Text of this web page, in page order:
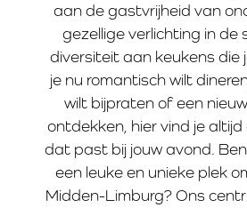
aan de gastvrijheid van
gezellige verlichting in de
diversiteit aan keukens die
je nu romantisch wilt
wilt bijpraten of een
ontdekken, hier vind je
dat past bij jouw avond.
een leuke en unieke plek
Midden-Limburg? Ons